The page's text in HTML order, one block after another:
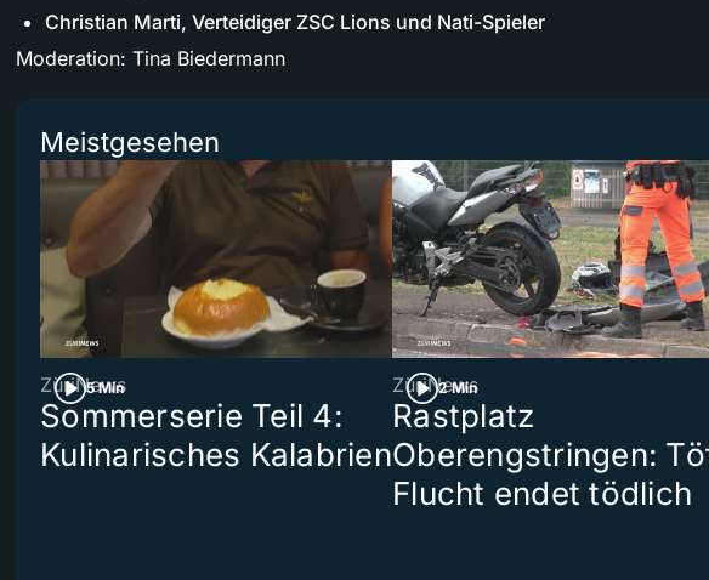
Christian Marti, Verteidiger ZSC Lions und Nati-Spieler
Moderation: Tina Biedermann
Meistgesehen
5 Min
ZüriNews
Sommerserie Teil 4:
Kulinarisches Kalabrien
2 Min
ZüriNews
Rastplatz
Oberengstringen:
Flucht endet tödlich